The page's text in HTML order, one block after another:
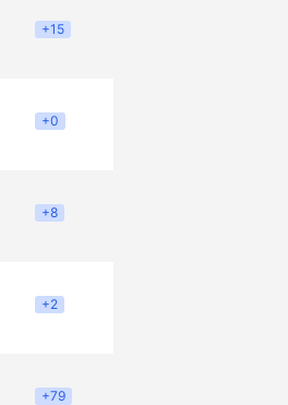
+15
+0
+8
+2
+79